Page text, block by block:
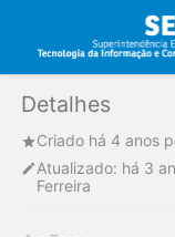
Detalhes
Criado há 4 anos
Atualizado: há 3
Ferreira